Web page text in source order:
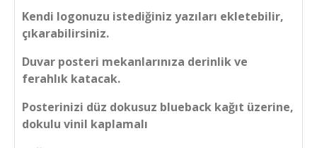
Kendi logonuzu istediğiniz yazıları ekletebilir,
çıkarabilirsiniz.
Duvar posteri mekanlarınıza derinlik ve
ferahlık katacak.
Posterinizi düz dokusuz blueback kağıt üzerine,
dokulu vinil kaplamalı